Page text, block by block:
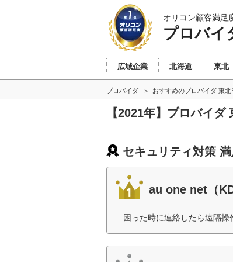
オリコン顧客満足
プロバイ
広域企業 北海道 東北
プロバイダ おすすめのプロバイダ 東
【2021年】プロバイ
セキュリティ対策
au one net（
困った時に連絡したら遠隔操